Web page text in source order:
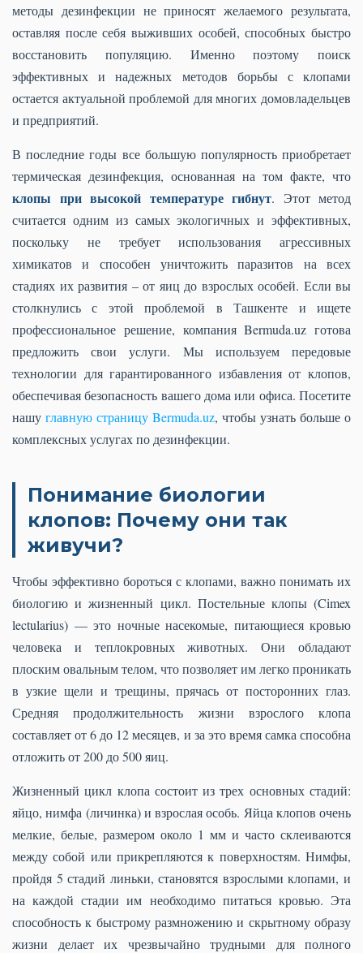
методы дезинфекции не приносят желаемого результата,
оставляя после себя выживших особей, способных быстро
восстановить популяцию. Именно поэтому поиск
эффективных и надежных методов борьбы с клопами
остается актуальной проблемой для многих домовладельцев
и предприятий.
В последние годы все большую популярность приобретает
термическая дезинфекция, основанная на том факте, что
клопы при высокой температуре гибнут. Этот метод
считается одним из самых экологичных и эффективных,
поскольку не требует использования агрессивных
химикатов и способен уничтожить паразитов на всех
стадиях их развития – от яиц до взрослых особей. Если вы
столкнулись с этой проблемой в Ташкенте и ищете
профессиональное решение, компания Bermuda.uz готова
предложить свои услуги. Мы используем передовые
технологии для гарантированного избавления от клопов,
обеспечивая безопасность вашего дома или офиса. Посетите
нашу главную страницу Bermuda.uz, чтобы узнать больше о
комплексных услугах по дезинфекции.
Понимание биологии
клопов: Почему они так
живучи?
Чтобы эффективно бороться с клопами, важно понимать их
биологию и жизненный цикл. Постельные клопы (Cimex
lectularius) — это ночные насекомые, питающиеся кровью
человека и теплокровных животных. Они обладают
плоским овальным телом, что позволяет им легко проникать
в узкие щели и трещины, прячась от посторонних глаз.
Средняя продолжительность жизни взрослого клопа
составляет от 6 до 12 месяцев, и за это время самка способна
отложить от 200 до 500 яиц.
Жизненный цикл клопа состоит из трех основных стадий:
яйцо, нимфа (личинка) и взрослая особь. Яйца клопов очень
мелкие, белые, размером около 1 мм и часто склеиваются
между собой или прикрепляются к поверхностям. Нимфы,
пройдя 5 стадий линьки, становятся взрослыми клопами, и
на каждой стадии им необходимо питаться кровью. Эта
способность к быстрому размножению и скрытному образу
жизни делает их чрезвычайно трудными для полного